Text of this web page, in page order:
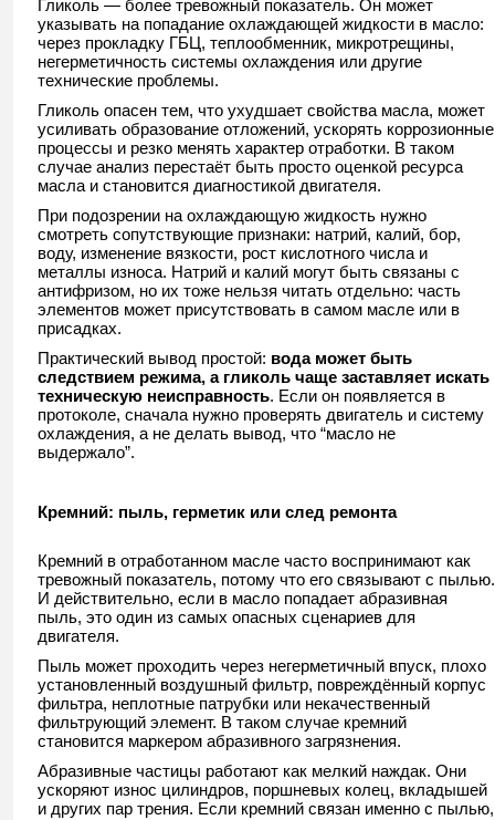
Гликоль — более тревожный показатель. Он может
указывать на попадание охлаждающей жидкости в масло:
через прокладку ГБЦ, теплообменник, микротрещины,
негерметичность системы охлаждения или другие
технические проблемы.
Гликоль опасен тем, что ухудшает свойства масла, может
усиливать образование отложений, ускорять коррозионные
процессы и резко менять характер отработки. В таком
случае анализ перестаёт быть просто оценкой ресурса
масла и становится диагностикой двигателя.
При подозрении на охлаждающую жидкость нужно
смотреть сопутствующие признаки: натрий, калий, бор,
воду, изменение вязкости, рост кислотного числа и
металлы износа. Натрий и калий могут быть связаны с
антифризом, но их тоже нельзя читать отдельно: часть
элементов может присутствовать в самом масле или в
присадках.
Практический вывод простой: вода может быть
следствием режима, а гликоль чаще заставляет искать
техническую неисправность. Если он появляется в
протоколе, сначала нужно проверять двигатель и систему
охлаждения, а не делать вывод, что “масло не
выдержало”.
Кремний: пыль, герметик или след ремонта
Кремний в отработанном масле часто воспринимают как
тревожный показатель, потому что его связывают с пылью.
И действительно, если в масло попадает абразивная
пыль, это один из самых опасных сценариев для
двигателя.
Пыль может проходить через негерметичный впуск, плохо
установленный воздушный фильтр, повреждённый корпус
фильтра, неплотные патрубки или некачественный
фильтрующий элемент. В таком случае кремний
становится маркером абразивного загрязнения.
Абразивные частицы работают как мелкий наждак. Они
ускоряют износ цилиндров, поршневых колец, вкладышей
и других пар трения. Если кремний связан именно с пылью,